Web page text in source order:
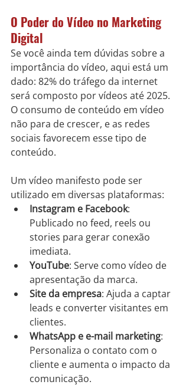
O Poder do Vídeo no Marketing
Digital
Se você ainda tem dúvidas sobre a
importância do vídeo, aqui está um
dado: 82% do tráfego da internet
será composto por vídeos até 2025.
O consumo de conteúdo em vídeo
não para de crescer, e as redes
sociais favorecem esse tipo de
conteúdo.
Um vídeo manifesto pode ser
utilizado em diversas plataformas:
Instagram e Facebook:
Publicado no feed, reels ou
stories para gerar conexão
imediata.
YouTube: Serve como vídeo de
apresentação da marca.
Site da empresa: Ajuda a captar
leads e converter visitantes em
clientes.
WhatsApp e e-mail marketing:
Personaliza o contato com o
cliente e aumenta o impacto da
comunicação.